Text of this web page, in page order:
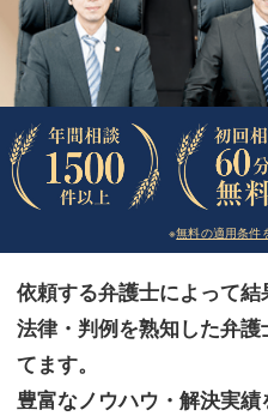
企業法務
労働問題（解雇，残業等）
刑事弁護
交通事故
法律相談など（その他）
お客様へ
みずほ中央の特長・実質編
※無料の適用条件
依頼する弁護士によって結
法律・判例を熟知した弁
てます。
豊富なノウハウ・解決実
企業法務
労働問題（解雇，残業等）
刑事弁護
交通事故
法律相談など（その他）
お客様へ
みずほ中央の特長・実質編